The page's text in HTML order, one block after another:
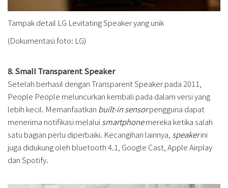
Tampak detail LG Levitating Speaker yang unik
(Dokumentasi foto: LG)
8. Small Transparent Speaker
Setelah berhasil dengan Transparent Speaker pada 2011,
People People meluncurkan kembali pada dalam versi yang
lebih kecil. Memanfaatkan built-in sensorpengguna dapat
menerima notifikasi melalui smartphonemereka ketika salah
satu bagian perlu diperbaiki. Kecangihan lainnya, speakerini
juga didukung oleh bluetooth 4.1, Google Cast, Apple Airplay
dan Spotify.